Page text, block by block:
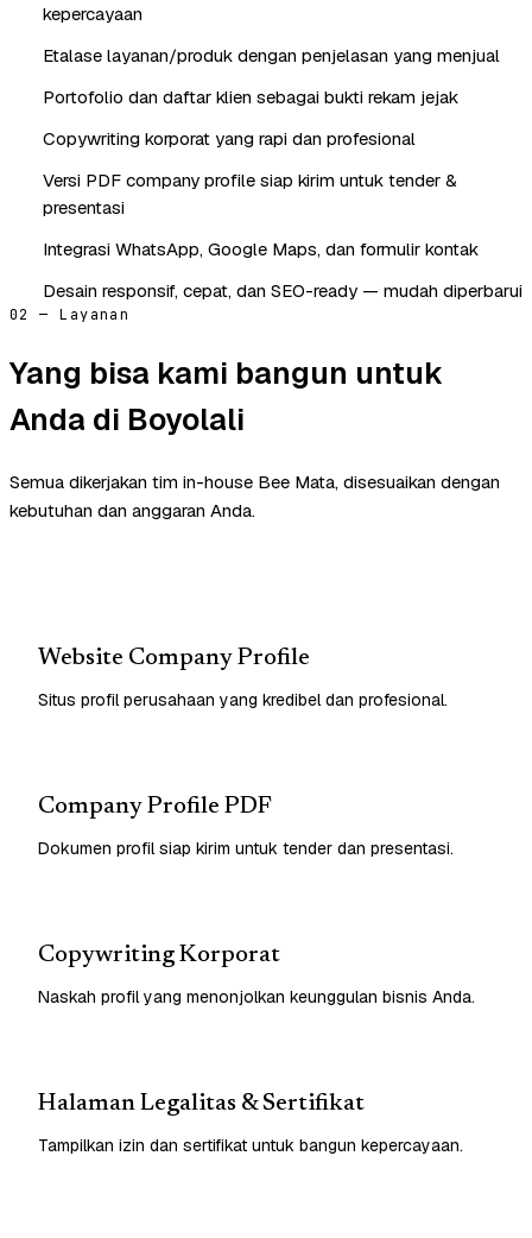
kepercayaan
Etalase layanan/produk dengan penjelasan yang menjual
Portofolio dan daftar klien sebagai bukti rekam jejak
Copywriting korporat yang rapi dan profesional
Versi PDF company profile siap kirim untuk tender &
presentasi
Integrasi WhatsApp, Google Maps, dan formulir kontak
Desain responsif, cepat, dan SEO-ready — mudah diperbarui
02 — Layanan
Yang bisa kami bangun untuk
Anda di Boyolali
Semua dikerjakan tim in-house Bee Mata, disesuaikan dengan
kebutuhan dan anggaran Anda.
Website Company Profile
Situs profil perusahaan yang kredibel dan profesional.
Company Profile PDF
Dokumen profil siap kirim untuk tender dan presentasi.
Copywriting Korporat
Naskah profil yang menonjolkan keunggulan bisnis Anda.
Halaman Legalitas & Sertifikat
Tampilkan izin dan sertifikat untuk bangun kepercayaan.